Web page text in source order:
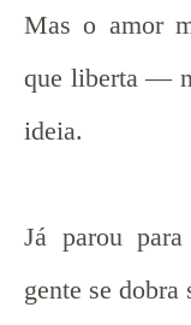
Mas o amor
que liberta —
ideia.
Já parou
gente se dobra